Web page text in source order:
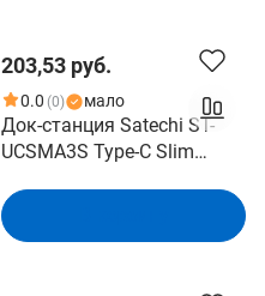
203,53 руб.
0.0 (0) мало
Док-станция Satechi ST-
UCSMA3S Type-C Slim
Adapter 2xUSB 3.0, USB
Type-C, HDMI, RJ-45, SD,